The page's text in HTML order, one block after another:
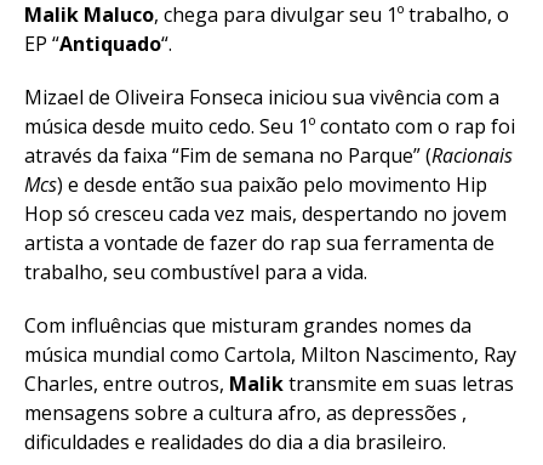
Malik Maluco, chega para divulgar seu 1º trabalho, o
EP “Antiquado“.
Mizael de Oliveira Fonseca iniciou sua vivência com a
música desde muito cedo. Seu 1º contato com o rap foi
através da faixa “Fim de semana no Parque” (Racionais
Mcs) e desde então sua paixão pelo movimento Hip
Hop só cresceu cada vez mais, despertando no jovem
artista a vontade de fazer do rap sua ferramenta de
trabalho, seu combustível para a vida.
Com influências que misturam grandes nomes da
música mundial como Cartola, Milton Nascimento, Ray
Charles, entre outros, Maliktransmite em suas letras
mensagens sobre a cultura afro, as depressões ,
dificuldades e realidades do dia a dia brasileiro.